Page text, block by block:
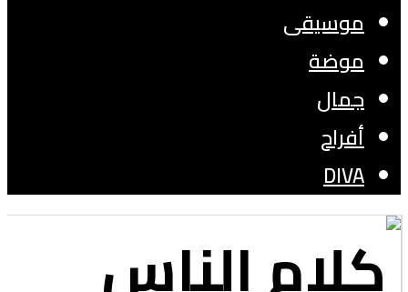
موسيقى
موضة
جمال
أفراح
DIVA